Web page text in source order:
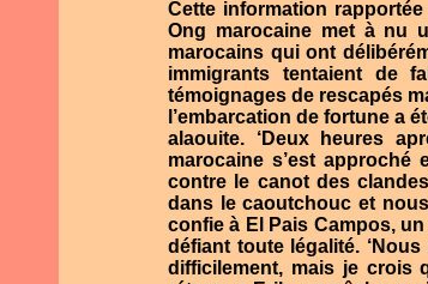
Cette information
Ong marocaine met à nu
marocains qui ont
immigrants tentaient de
témoignages de rescapés
l’embarcation de fortune a
alaouite. ‘Deux heures
marocaine s’est approché
contre le canot des
dans le caoutchouc et
confie à El Pais Campos,
défiant toute légalité.
difficilement, mais je crois